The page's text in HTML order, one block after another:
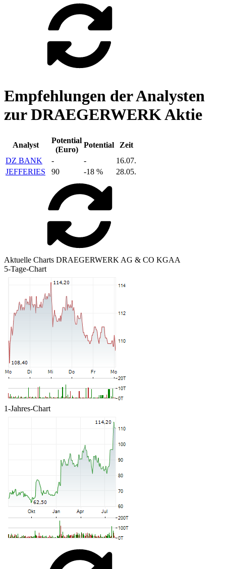
Empfehlungen der Analysten
zur DRAEGERWERK Aktie
Analyst
Potential
(Euro)
Potential
Zeit
DZ BANK
- -
16.07.
JEFFERIES
90 -18 % 28.05.
Aktuelle Charts DRAEGERWERK AG & CO KGAA
5-Tage-Chart
1-Jahres-Chart